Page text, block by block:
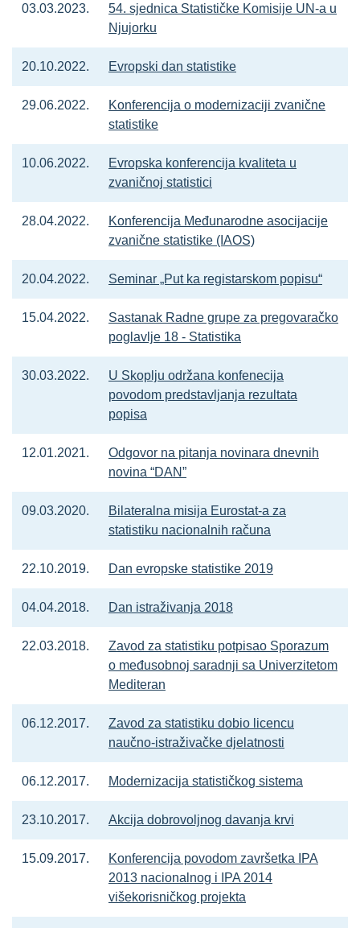
03.03.2023.
54. sjednica Statističke Komisije UN-a u
Njujorku
20.10.2022. Evropski dan statistike
29.06.2022.
Konferencija o modernizaciji zvanične
statistike
10.06.2022.
Evropska konferencija kvaliteta u
zvaničnoj statistici
28.04.2022.
Konferencija Međunarodne asocijacije
zvanične statistike (IAOS)
20.04.2022. Seminar „Put ka registarskom popisu“
15.04.2022.
Sastanak Radne grupe za pregovaračko
poglavlje 18 - Statistika
30.03.2022.
U Skoplju održana konfenecija
povodom predstavljanja rezultata
popisa
12.01.2021.
Odgovor na pitanja novinara dnevnih
novina “DAN”​
09.03.2020.
Bilateralna misija Eurostat-a za
statistiku nacionalnih računa
22.10.2019. Dan evropske statistike 2019
04.04.2018. Dan istraživanja 2018
22.03.2018.
Zavod za statistiku potpisao Sporazum
o međusobnoj saradnji sa Univerzitetom
Mediteran
06.12.2017.
Zavod za statistiku dobio licencu
naučno-istraživačke djelatnosti
06.12.2017. Modernizacija statističkog sistema
23.10.2017. Akcija dobrovoljnog davanja krvi
15.09.2017.
Konferencija povodom završetka IPA
2013 nacionalnog i IPA 2014
višekorisničkog projekta